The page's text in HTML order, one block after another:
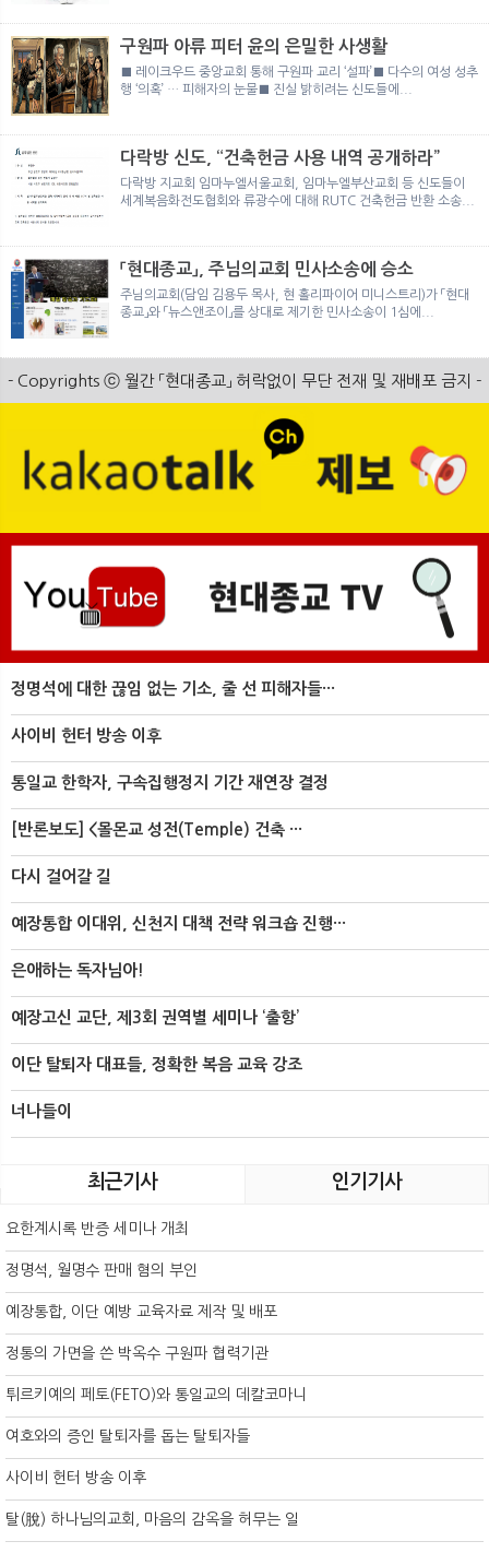
구원파 아류 피터 윤의 은밀한 사생활
■ 레이크우드 중앙교회 통해 구원파 교리 ‘설파’■ 다수의 여성 성추
행 ‘의혹’ … 피해자의 눈물■ 진실 밝히려는 신도들에...
다락방 신도, “건축헌금 사용 내역 공개하라”
다락방 지교회 임마누엘서울교회, 임마누엘부산교회 등 신도들이
세계복음화전도협회와 류광수에 대해 RUTC 건축헌금 반환 소송...
「현대종교」, 주님의교회 민사소송에 승소
주님의교회(담임 김용두 목사, 현 홀리파이어 미니스트리)가 「현대
종교」와 「뉴스앤조이」를 상대로 제기한 민사소송이 1심에...
- Copyrights ⓒ 월간 「현대종교」 허락없이 무단 전재 및 재배포 금지 -
정명석에 대한 끊임 없는 기소, 줄 선 피해자들···
사이비 헌터 방송 이후
통일교 한학자, 구속집행정지 기간 재연장 결정
[반론보도] <몰몬교 성전(Temple) 건축 ···
다시 걸어갈 길
예장통합 이대위, 신천지 대책 전략 워크숍 진행···
은애하는 독자님아!
예장고신 교단, 제3회 권역별 세미나 ‘출항’
이단 탈퇴자 대표들, 정확한 복음 교육 강조
너나들이
최근기사 인기기사
요한계시록 반증 세미나 개최
정명석, 월명수 판매 혐의 부인
예장통합, 이단 예방 교육자료 제작 및 배포
정통의 가면을 쓴 박옥수 구원파 협력기관
튀르키예의 페토(FETO)와 통일교의 데칼코마니
여호와의 증인 탈퇴자를 돕는 탈퇴자들
사이비 헌터 방송 이후
탈(脫) 하나님의교회, 마음의 감옥을 허무는 일